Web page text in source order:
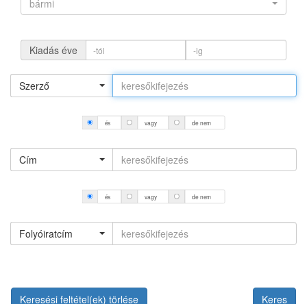
bármi
Kiadás éve
Szerző
és vagy de nem
Cím
és vagy de nem
Folyóiratcím
Keresési feltétel(ek) törlése